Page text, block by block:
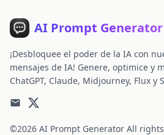
AI Prompt Generator
¡Desbloquee el poder de la IA con
mensajes de IA! Genere, optimice y
ChatGPT, Claude, Midjourney, Flux y
©2026 AI Prompt Generator All